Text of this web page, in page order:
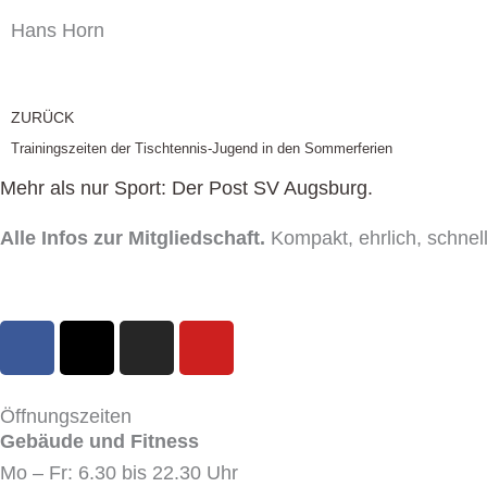
Hans Horn
Zurück
ZURÜCK
Trainingszeiten der Tischtennis-Jugend in den Sommerferien
Mehr als nur Sport: Der Post SV Augsburg.
Alle Infos zur Mitgliedschaft. Kompakt, ehrlich,
e
b
o
w
i
t
a
g
b
Öffnungszeiten
Gebäude und Fitness
Mo – Fr: 6.30 bis 22.30 Uhr